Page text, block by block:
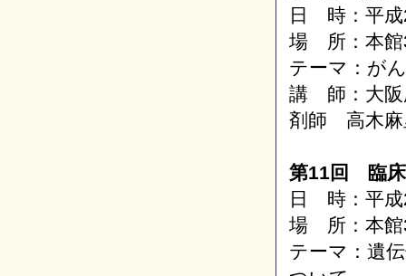
日 時：平成
場 所：本
テーマ：が
講 師：大阪
剤師 高木麻
第11回 臨床
日 時：平成
場 所：本
テーマ：遺